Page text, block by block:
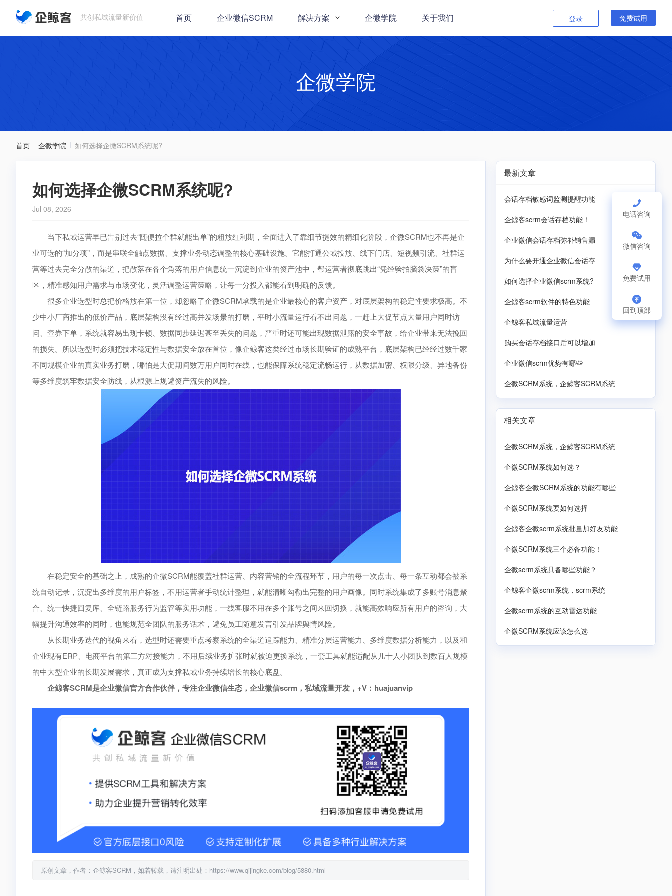
共创私域流量新价值 首页 企业微信SCRM 解决方案 企微学院 关于我们 登录 免费试用
企微学院
首页 企微学院 如何选择企微SCRM系统呢?
如何选择企微SCRM系统呢?
Jul 08, 2026
当下私域运营早已告别过去“随便拉个群就能出单”的粗放红利期，全面进入了靠细节提效的精细化阶段，企微SCRM也不再是企
业可选的“加分项”，而是串联全触点数据、支撑业务动态调整的核心基础设施。它能打通公域投放、线下门店、短视频引流、社群运
营等过去完全分散的渠道，把散落在各个角落的用户信息统一沉淀到企业的资产池中，帮运营者彻底跳出“凭经验拍脑袋决策”的盲
区，精准感知用户需求与市场变化，灵活调整运营策略，让每一分投入都能看到明确的反馈。
很多企业选型时总把价格放在第一位，却忽略了企微SCRM承载的是企业最核心的客户资产，对底层架构的稳定性要求极高。不
少中小厂商推出的低价产品，底层架构没有经过高并发场景的打磨，平时小流量运行看不出问题，一赶上大促节点大量用户同时访
问、查券下单，系统就容易出现卡顿、数据同步延迟甚至丢失的问题，严重时还可能出现数据泄露的安全事故，给企业带来无法挽回
的损失。所以选型时必须把技术稳定性与数据安全放在首位，像企鲸客这类经过市场长期验证的成熟平台，底层架构已经经过数千家
不同规模企业的真实业务打磨，哪怕是大促期间数万用户同时在线，也能保障系统稳定流畅运行，从数据加密、权限分级、异地备份
等多维度筑牢数据安全防线，从根源上规避资产流失的风险。
在稳定安全的基础之上，成熟的企微SCRM能覆盖社群运营、内容营销的全流程环节，用户的每一次点击、每一条互动都会被系
统自动记录，沉淀出多维度的用户标签，不用运营者手动统计整理，就能清晰勾勒出完整的用户画像。同时系统集成了多账号消息聚
合、统一快捷回复库、全链路服务行为监管等实用功能，一线客服不用在多个账号之间来回切换，就能高效响应所有用户的咨询，大
幅提升沟通效率的同时，也能规范全团队的服务话术，避免员工随意发言引发品牌舆情风险。
从长期业务迭代的视角来看，选型时还需要重点考察系统的全渠道追踪能力、精准分层运营能力、多维度数据分析能力，以及和
企业现有ERP、电商平台的第三方对接能力，不用后续业务扩张时就被迫更换系统，一套工具就能适配从几十人小团队到数百人规模
的中大型企业的长期发展需求，真正成为支撑私域业务持续增长的核心底盘。
企鲸客SCRM是企业微信官方合作伙伴，专注企业微信生态，企业微信scrm，私域流量开发，+V：huajuanvip
原创文章，作者：企鲸客SCRM，如若转载，请注明出处：https://www.qijingke.com/blog/5880.html
最新文章
会话存档敏感词监测提醒功能
企鲸客scrm会话存档功能！
企业微信会话存档弥补销售漏
为什么要开通企业微信会话存
如何选择企业微信scrm系统?
企鲸客scrm软件的特色功能
企鲸客私域流量运营
购买会话存档接口后可以增加
企业微信scrm优势有哪些
企微SCRM系统，企鲸客SCRM系统
相关文章
企微SCRM系统，企鲸客SCRM系统
企微SCRM系统如何选？
企鲸客企微SCRM系统的功能有哪些
企微SCRM系统要如何选择
企鲸客企微scrm系统批量加好友功能
企微SCRM系统三个必备功能！
企微scrm系统具备哪些功能？
企鲸客企微scrm系统，scrm系统
企微scrm系统的互动雷达功能
企微SCRM系统应该怎么选
电话咨询
微信咨询
免费试用
回到顶部